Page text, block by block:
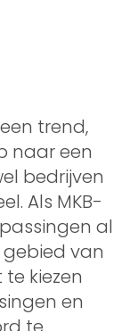
trend,
naar een
bedrijven
Als MKB-
al
van
kiezen
en